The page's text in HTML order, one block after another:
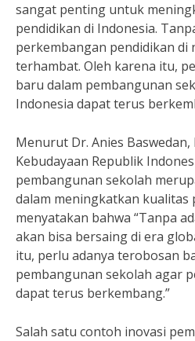
sangat penting untuk
pendidikan di Indonesia.
perkembangan pendidikan di
terhambat. Oleh karena itu,
baru dalam pembangunan
Indonesia dapat terus
Menurut Dr. Anies
Kebudayaan Republik
pembangunan sekolah
dalam meningkatkan kualitas
menyatakan bahwa “Tanpa
akan bisa bersaing di era
itu, perlu adanya terobosan
pembangunan sekolah agar
dapat terus berkembang.”
Salah satu contoh inovasi